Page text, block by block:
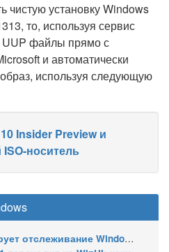
чистую установку Windows
то, используя сервис
UUP файлы прямо с
и автоматически
используя следующую
Insider Preview и
носитель
по глобальному идентификатору устройства